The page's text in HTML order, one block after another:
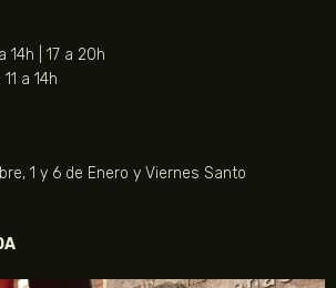
14h | 17 a 20h
a 14h
1 y 6 de Enero y Viernes Santo